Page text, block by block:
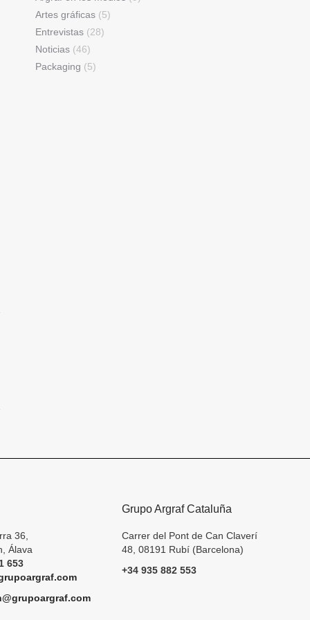
Artes gráficas (5)
Entrevistas (28)
Noticias (46)
Packaging (5)
36,
Álava
653
Grupo Argraf Cataluña
Carrer del Pont de Can Claverí
48, 08191 Rubí (Barcelona)
+34 935 882 553